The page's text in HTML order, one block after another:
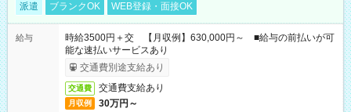
派遣 ブランクOK WEB登録・面接OK
給与
時給3500円＋交 【月収例】630,000円～ ■給与の前払いが可
能な速払いサービスあり
交通費別途支給あり
交通費 交通費支給あり
月収例 30万円～